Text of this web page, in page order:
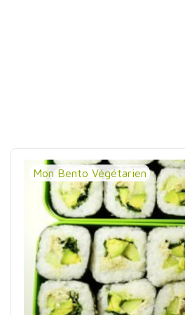
Mon Bento Végétarien